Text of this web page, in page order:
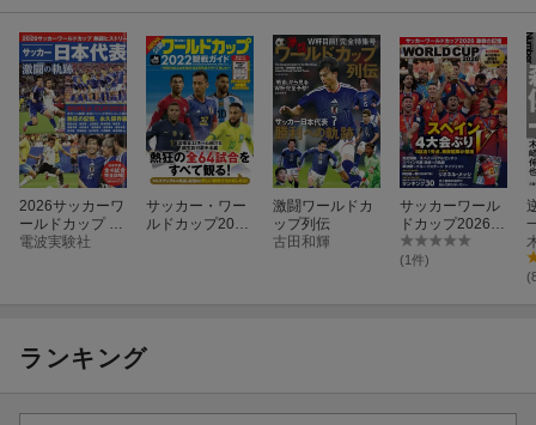
綴じ込み付録は、持ち運びに便利な24ページのブックレット「観
戦ハンドブック」。全試合をライブ配信するDAZNの協力のもと、
2026サッカーワ
ールドカップ 熱
闘ヒストリー 20
電波実験社
サッカー・ワー
ルドカップ2022
激闘ワールドカ
ップ列伝
古田和輝
サッカーワール
ドカップ2026
激戦の記憶
(1件)
ランキング